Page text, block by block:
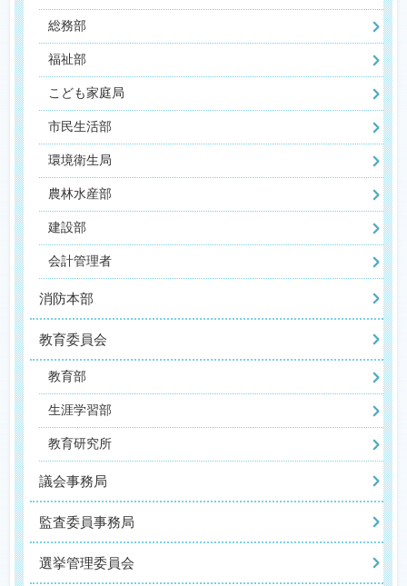
総務部
福祉部
こども家庭局
市民生活部
環境衛生局
農林水産部
建設部
会計管理者
消防本部
教育委員会
教育部
生涯学習部
教育研究所
議会事務局
監査委員事務局
選挙管理委員会